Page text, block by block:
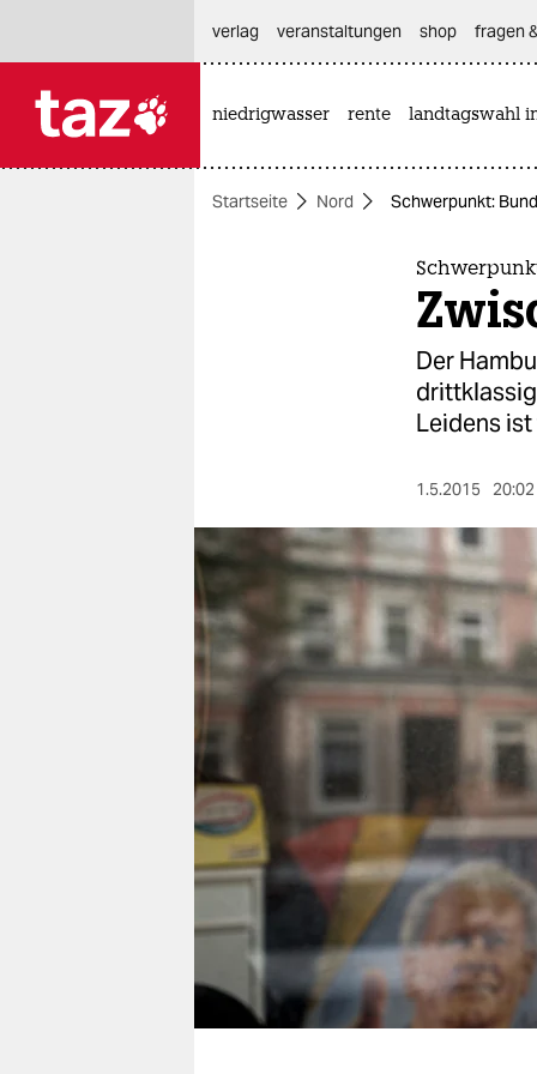
themen
berlin
nord
wahrheit
verlag
veranstaltungen
shop
fragen & hilfe
unterstützen
abo
genossenschaft
verlag
veranstaltungen shop fragen
niedrigwasser rente landtagswahl
Startseite Nord Schwerpunkt:
Der
Leidens ist
1.5.2015